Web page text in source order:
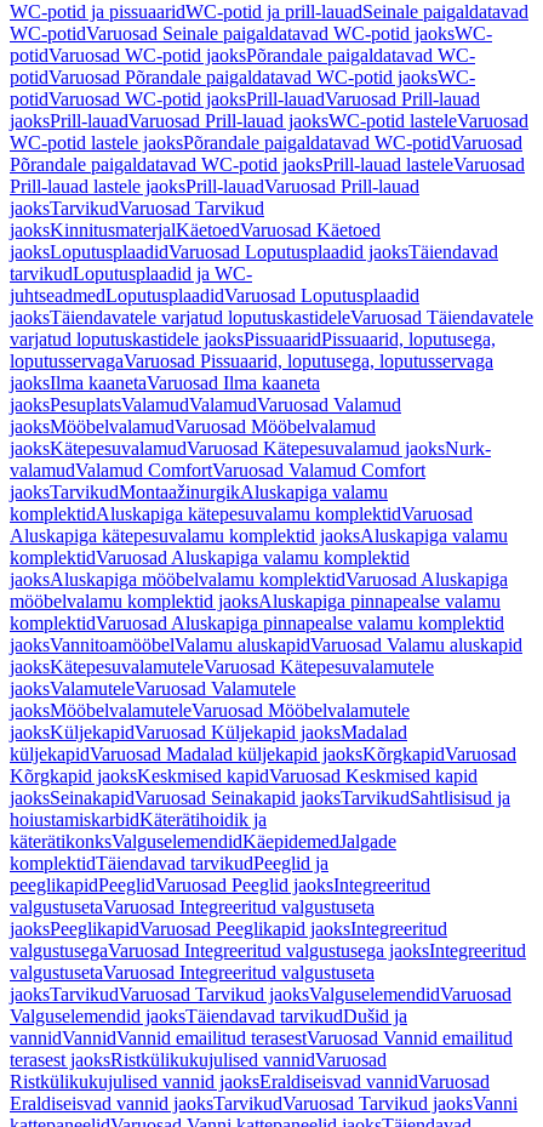
WC-potid ja pissuaaridWC-potid ja prill-lauadSeinale paigaldatavad
WC-potidVaruosad Seinale paigaldatavad WC-potid jaoksWC-
potidVaruosad WC-potid jaoksPõrandale paigaldatavad WC-
potidVaruosad Põrandale paigaldatavad WC-potid jaoksWC-
potidVaruosad WC-potid jaoksPrill-lauadVaruosad Prill-lauad
jaoksPrill-lauadVaruosad Prill-lauad jaoksWC-potid lasteleVaruosad
WC-potid lastele jaoksPõrandale paigaldatavad WC-potidVaruosad
Põrandale paigaldatavad WC-potid jaoksPrill-lauad lasteleVaruosad
Prill-lauad lastele jaoksPrill-lauadVaruosad Prill-lauad
jaoksTarvikudVaruosad Tarvikud
jaoksKinnitusmaterjalKäetoedVaruosad Käetoed
jaoksLoputusplaadidVaruosad Loputusplaadid jaoksTäiendavad
tarvikudLoputusplaadid ja WC-
juhtseadmedLoputusplaadidVaruosad Loputusplaadid
jaoksTäiendavatele varjatud loputuskastideleVaruosad Täiendavatele
varjatud loputuskastidele jaoksPissuaaridPissuaarid, loputusega,
loputusservagaVaruosad Pissuaarid, loputusega, loputusservaga
jaoksIlma kaanetaVaruosad Ilma kaaneta
jaoksPesuplatsValamudValamudVaruosad Valamud
jaoksMööbelvalamudVaruosad Mööbelvalamud
jaoksKätepesuvalamudVaruosad Kätepesuvalamud jaoksNurk-
valamudValamud ComfortVaruosad Valamud Comfort
jaoksTarvikudMontaažinurgikAluskapiga valamu
komplektidAluskapiga kätepesuvalamu komplektidVaruosad
Aluskapiga kätepesuvalamu komplektid jaoksAluskapiga valamu
komplektidVaruosad Aluskapiga valamu komplektid
jaoksAluskapiga mööbelvalamu komplektidVaruosad Aluskapiga
mööbelvalamu komplektid jaoksAluskapiga pinnapealse valamu
komplektidVaruosad Aluskapiga pinnapealse valamu komplektid
jaoksVannitoamööbelValamu aluskapidVaruosad Valamu aluskapid
jaoksKätepesuvalamuteleVaruosad Kätepesuvalamutele
jaoksValamuteleVaruosad Valamutele
jaoksMööbelvalamuteleVaruosad Mööbelvalamutele
jaoksKüljekapidVaruosad Küljekapid jaoksMadalad
küljekapidVaruosad Madalad küljekapid jaoksKõrgkapidVaruosad
Kõrgkapid jaoksKeskmised kapidVaruosad Keskmised kapid
jaoksSeinakapidVaruosad Seinakapid jaoksTarvikudSahtlisisud ja
hoiustamiskarbidKäterätihoidik ja
käterätikonksValguselemendidKäepidemedJalgade
komplektidTäiendavad tarvikudPeeglid ja
peeglikapidPeeglidVaruosad Peeglid jaoksIntegreeritud
valgustusetaVaruosad Integreeritud valgustuseta
jaoksPeeglikapidVaruosad Peeglikapid jaoksIntegreeritud
valgustusegaVaruosad Integreeritud valgustusega jaoksIntegreeritud
valgustusetaVaruosad Integreeritud valgustuseta
jaoksTarvikudVaruosad Tarvikud jaoksValguselemendidVaruosad
Valguselemendid jaoksTäiendavad tarvikudDušid ja
vannidVannidVannid emailitud terasestVaruosad Vannid emailitud
terasest jaoksRistkülikukujulised vannidVaruosad
Ristkülikukujulised vannid jaoksEraldiseisvad vannidVaruosad
Eraldiseisvad vannid jaoksTarvikudVaruosad Tarvikud jaoksVanni